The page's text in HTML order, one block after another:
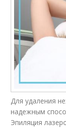
Для удаления
надежным
Эпиляция